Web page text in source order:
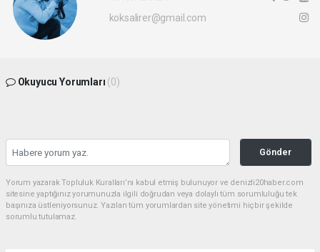
koksalirer@gmail.com
Okuyucu Yorumları (0)
Gönder
Yorum yazarak Topluluk Kuralları’nı kabul etmiş bulunuyor ve denizli20haber.com
sitesine yaptığınız yorumunuzla ilgili doğrudan veya dolaylı tüm sorumluluğu tek
başınıza üstleniyorsunuz. Yazılan tüm yorumlardan site yönetimi hiçbir şekilde
sorumlu tutulamaz.